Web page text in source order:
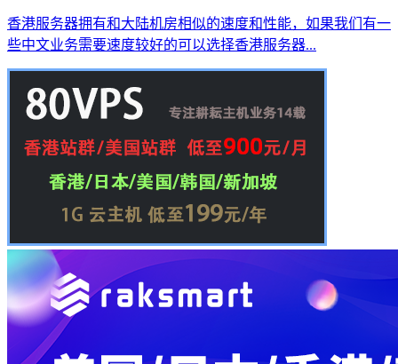
香港服务器拥有和大陆机房相似的速度和性能，如果我们有一
些中文业务需要速度较好的可以选择香港服务器...